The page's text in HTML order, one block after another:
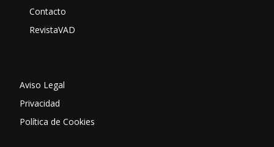
Contacto
RevistaVAD
Aviso Legal
Privacidad
Política de Cookies